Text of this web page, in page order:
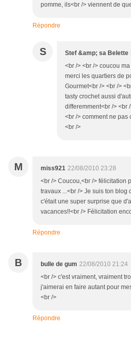
pomme, ils<br /> viennent de
Répondre
S Stef &amp; sa Belette
<br /> <br /> coucou
merci les quartiers de
Gourmet<br /> <br />
tasty crochet aussi
differemment<br /> <br
<br /> comment ne pas
<br />
M miss921 22/08/2010 23:28
<br /> Coucou,<br /> félicitation
travaux ...<br /> Je suis ton blog
c'était une super surprise que
vacances!!<br /> Félicitation
Répondre
B bulle de gum 22/08/2010 21:24
<br /> c'est vraiment, vraiment
j'aimerai en faire autant pour
<br />
Répondre